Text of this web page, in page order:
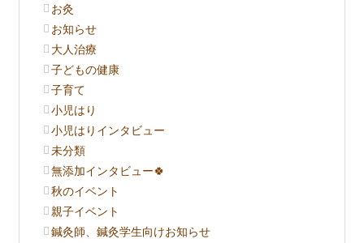
お灸
お知らせ
大人治療
子どもの健康
子育て
小児はり
小児はりインタビュー
未分類
無添加インタビュー🍀
秋のイベント
親子イベント
鍼灸師、鍼灸学生向けお知らせ